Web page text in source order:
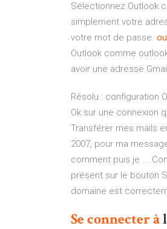
Sélectionnez
simplement votre
votre mot de passe.
Outlook comme
avoir une adresse
Résolu : configuration
Ok sur une connexion
Transférer mes mails
2007, pour ma
comment puis je ...
présent sur le bouton
domaine est
Seconnecterà